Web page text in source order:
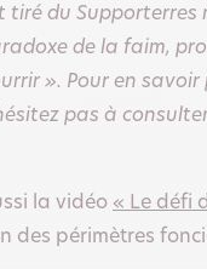
tiré du Supporterres
de la faim,
». Pour en savoir
pas à
la vidéo « Le défi
des périmètres